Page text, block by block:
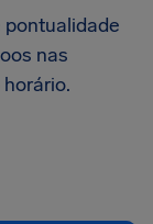
pontualidade
nas